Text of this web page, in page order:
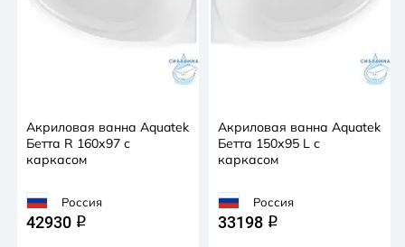
Акриловая ванна Aquatek
Бетта R 160х97 с
каркасом
Россия
42930 q
Акриловая ванна Aquatek
Бетта 150х95 L с
каркасом
Россия
33198 q